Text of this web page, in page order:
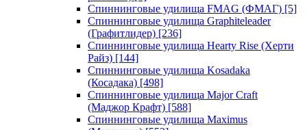
Спиннинговые удилища FMAG (ФМАГ) [5]
Спиннинговые удилища Graphiteleader
(Графитлидер) [236]
Спиннинговые удилища Hearty Rise (Херти
Райз) [144]
Спиннинговые удилища Kosadaka
(Косадака) [498]
Спиннинговые удилища Major Craft
(Маджор Крафт) [588]
Спиннинговые удилища Maximus